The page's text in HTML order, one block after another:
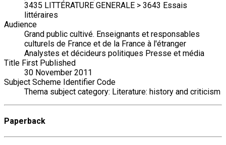
3435 LITTÉRATURE GENERALE > 3643 Essais
littéraires
Audience
Grand public cultivé. Enseignants et responsables
culturels de France et de la France à l'étranger
Analystes et décideurs politiques Presse et média
Title First Published
30 November 2011
Subject Scheme Identifier Code
Thema subject category: Literature: history and criticism
Paperback